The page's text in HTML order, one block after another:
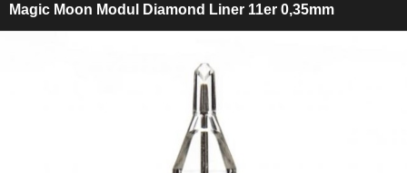
Magic Moon Modul Diamond Liner 11er 0,35mm